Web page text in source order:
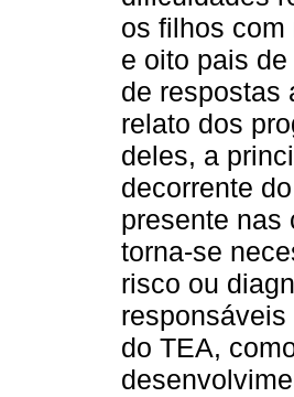
os filhos
e oito pais
de respostas
relato dos
deles, a
decorrente
presente nas
torna-se
risco ou
do TEA,